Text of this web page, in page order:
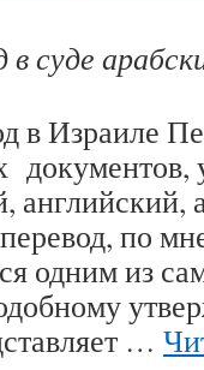
в суде
в Израиле
английский,
по
одним из
…